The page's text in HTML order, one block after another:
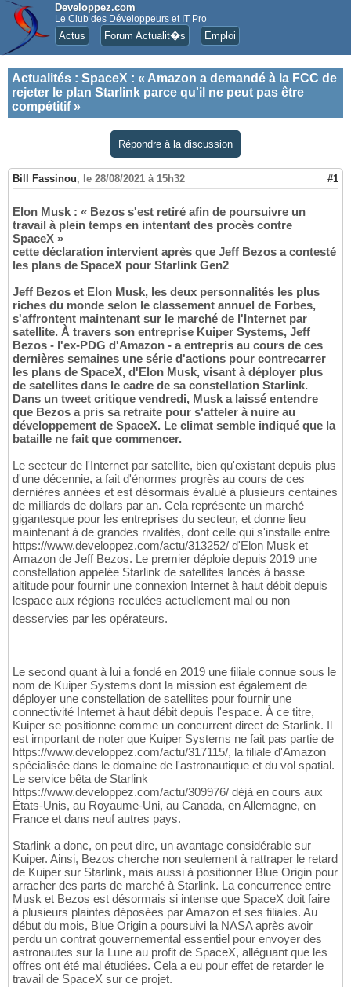
Developpez.com
Le Club des Développeurs et IT Pro
Actus Forum Actualit�s Emploi
Actualités : SpaceX : « Amazon a demandé à la FCC de
rejeter le plan Starlink parce qu'il ne peut pas être
compétitif »
Répondre à la discussion
Bill Fassinou, le 28/08/2021 à 15h32 #1
Elon Musk : « Bezos s'est retiré afin de poursuivre un
travail à plein temps en intentant des procès contre
SpaceX »
cette déclaration intervient après que Jeff Bezos a contesté
les plans de SpaceX pour Starlink Gen2
Jeff Bezos et Elon Musk, les deux personnalités les plus
riches du monde selon le classement annuel de Forbes,
s'affrontent maintenant sur le marché de l'Internet par
satellite. À travers son entreprise Kuiper Systems, Jeff
Bezos - l'ex-PDG d'Amazon - a entrepris au cours de ces
dernières semaines une série d'actions pour contrecarrer
les plans de SpaceX, d'Elon Musk, visant à déployer plus
de satellites dans le cadre de sa constellation Starlink.
Dans un tweet critique vendredi, Musk a laissé entendre
que Bezos a pris sa retraite pour s'atteler à nuire au
développement de SpaceX. Le climat semble indiqué que la
bataille ne fait que commencer.
Le secteur de l'Internet par satellite, bien qu'existant depuis plus
d'une décennie, a fait d'énormes progrès au cours de ces
dernières années et est désormais évalué à plusieurs centaines
de milliards de dollars par an. Cela représente un marché
gigantesque pour les entreprises du secteur, et donne lieu
maintenant à de grandes rivalités, dont celle qui s'installe entre
https://www.developpez.com/actu/313252/ d'Elon Musk et
Amazon de Jeff Bezos. Le premier déploie depuis 2019 une
constellation appelée Starlink de satellites lancés à basse
altitude pour fournir une connexion Internet à haut débit depuis
lespace aux régions reculées actuellement mal ou non
desservies par les opérateurs.
Le second quant à lui a fondé en 2019 une filiale connue sous le
nom de Kuiper Systems dont la mission est également de
déployer une constellation de satellites pour fournir une
connectivité Internet à haut débit depuis l'espace. À ce titre,
Kuiper se positionne comme un concurrent direct de Starlink. Il
est important de noter que Kuiper Systems ne fait pas partie de
https://www.developpez.com/actu/317115/, la filiale d'Amazon
spécialisée dans le domaine de l'astronautique et du vol spatial.
Le service bêta de Starlink
https://www.developpez.com/actu/309976/ déjà en cours aux
États-Unis, au Royaume-Uni, au Canada, en Allemagne, en
France et dans neuf autres pays.
Starlink a donc, on peut dire, un avantage considérable sur
Kuiper. Ainsi, Bezos cherche non seulement à rattraper le retard
de Kuiper sur Starlink, mais aussi à positionner Blue Origin pour
arracher des parts de marché à Starlink. La concurrence entre
Musk et Bezos est désormais si intense que SpaceX doit faire
à plusieurs plaintes déposées par Amazon et ses filiales. Au
début du mois, Blue Origin a poursuivi la NASA après avoir
perdu un contrat gouvernemental essentiel pour envoyer des
astronautes sur la Lune au profit de SpaceX, alléguant que les
offres ont été mal étudiées. Cela a eu pour effet de retarder le
travail de SpaceX sur ce projet.